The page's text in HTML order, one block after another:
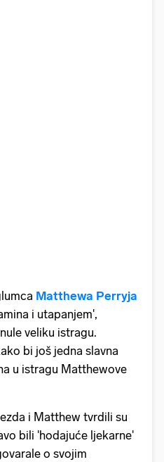
Matthewa Perryja
i utapanjem',
veliku istragu.
bi još jedna slavna
u istragu Matthewove
i Matthew tvrdili su
bili 'hodajuće ljekarne'
o svojim